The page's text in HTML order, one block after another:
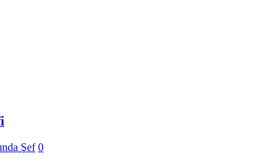
Şef 0